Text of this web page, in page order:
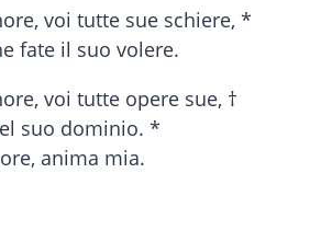
voi tutte sue schiere, *
fate il suo volere.
voi tutte opere sue, †
suo dominio. *
anima mia.